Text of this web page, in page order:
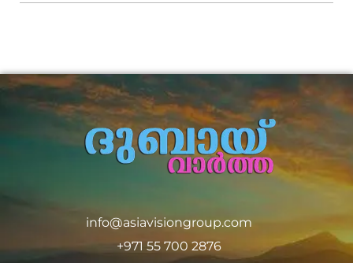
info@asiavisiongroup.com
+971 55 700 2876